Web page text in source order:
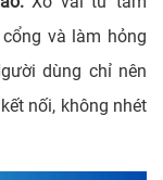
và làm hỏng
dùng chỉ nên
nối, không nhét